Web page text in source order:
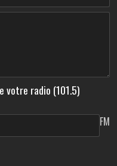
votre radio (101.5)
FM